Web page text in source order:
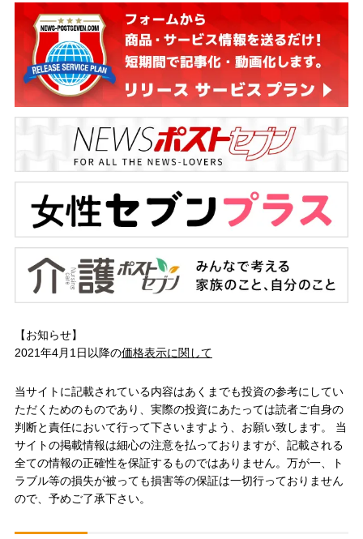
【お知らせ】
2021年4月1日以降の価格表示に関して
当サイトに記載されている内容はあくまでも投資の参考にしてい
ただくためのものであり、実際の投資にあたっては読者ご自身の
判断と責任において行って下さいますよう、お願い致します。 当
サイトの掲載情報は細心の注意を払っておりますが、記載される
全ての情報の正確性を保証するものではありません。万が一、ト
ラブル等の損失が被っても損害等の保証は一切行っておりません
ので、予めご了承下さい。